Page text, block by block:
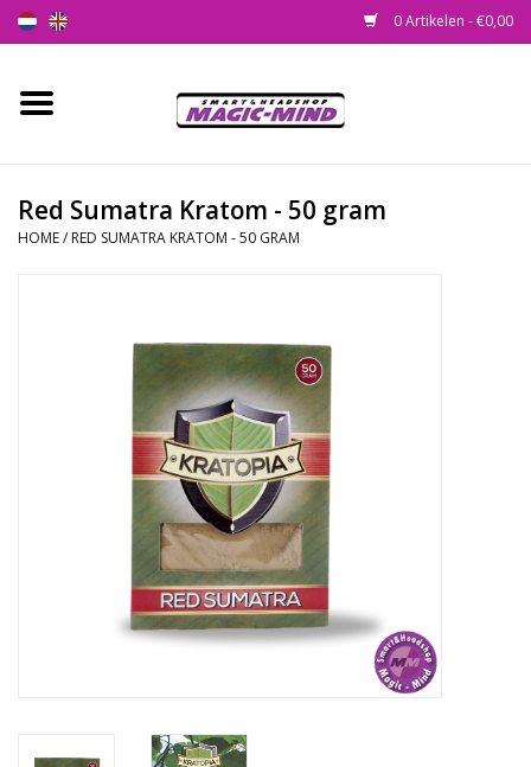
0 Artikelen - €0,00
Home
Smartshop
Health Supplies
Rituals & Wierook
Red Sumatra Kratom - 50 gram
HOME/ RED SUMATRA KRATOM - 50 GRAM